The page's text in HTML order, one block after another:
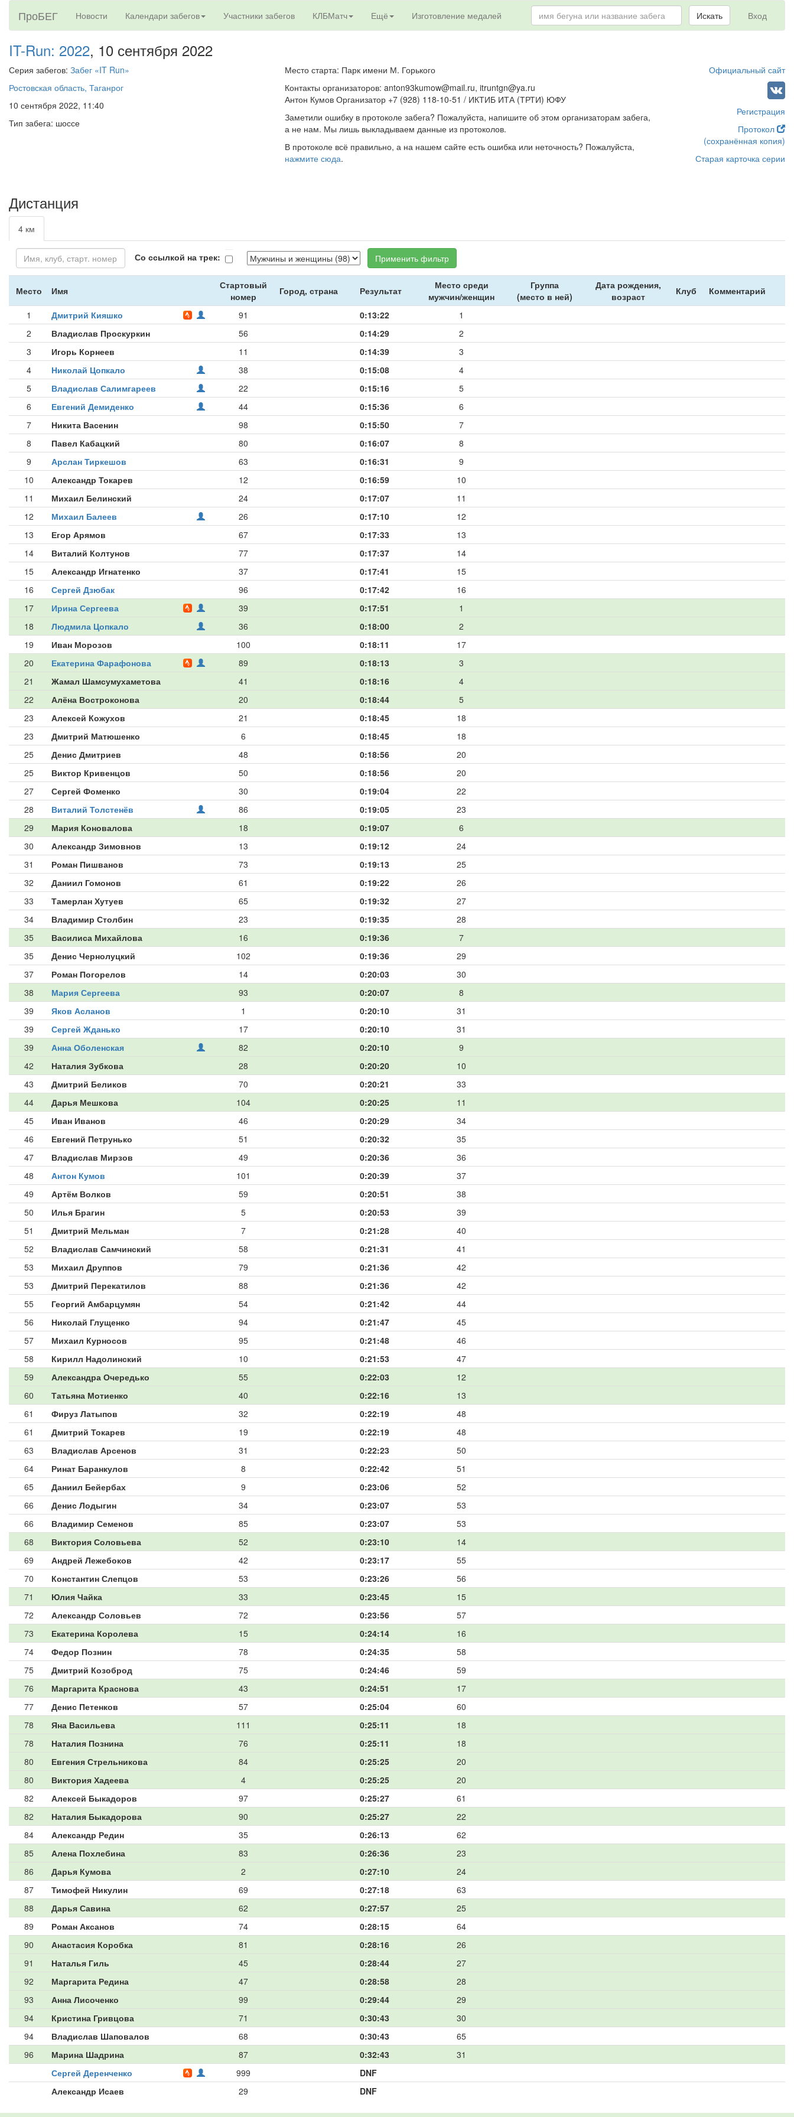
ПроБЕГ Новости Календари забегов Участники забегов КЛБМатч Ещё Изготовление медалей Вход
Искать
IT-Run: 2022, 10 сентября 2022
Серия забегов: Забег «IT Run»
Ростовская область, Таганрог
10 сентября 2022, 11:40
Тип забега: шоссе
Место старта: Парк имени М. Горького
Контакты организаторов: anton93kumow@mail.ru, itruntgn@ya.ru
Антон Кумов Организатор +7 (928) 118-10-51 / ИКТИБ ИТА (ТРТИ) ЮФУ
Заметили ошибку в протоколе забега? Пожалуйста, напишите об этом организаторам забега,
а не нам. Мы лишь выкладываем данные из протоколов.
В протоколе всё правильно, а на нашем сайте есть ошибка или неточность? Пожалуйста,
нажмите сюда.
Официальный сайт
Регистрация
Протокол
(сохранённая копия)
Старая карточка серии
Дистанция
4 км
Со ссылкой на трек: Применить фильтр
Место Имя
Стартовый
номер
Город, страна Результат
Место среди
мужчин/женщин
Группа
(место в ней)
Дата рождения,
возраст
Клуб Комментарий
1 Дмитрий Кияшко 91 0:13:22
1
2
Владислав Проскуркин 56 0:14:29
2
3
Игорь Корнеев 11 0:14:39
3
4
Николай Цопкало 38 0:15:08
4
5
Владислав Салимгареев 22 0:15:16
5
6
Евгений Демиденко 44 0:15:36
6
7
Никита Васенин 98 0:15:50
7
8
Павел Кабацкий 80 0:16:07
8
9
Арслан Тиркешов 63 0:16:31
9
10
Александр Токарев 12 0:16:59
10
11
Михаил Белинский 24 0:17:07
11
12
Михаил Балеев 26 0:17:10
12
13
Егор Арямов 67 0:17:33
13
14
Виталий Колтунов 77 0:17:37
14
15
Александр Игнатенко 37 0:17:41
15
16
Сергей Дзюбак 96 0:17:42
16
17
Ирина Сергеева 39 0:17:51
1
18
Людмила Цопкало 36 0:18:00
2
19
Иван Морозов 100 0:18:11
17
20
Екатерина Фарафонова 89 0:18:13
3
21
Жамал Шамсумухаметова 41 0:18:16
4
22
Алёна Востроконова 20 0:18:44
5
23
Алексей Кожухов 21 0:18:45
18
23
Дмитрий Матюшенко 6 0:18:45
18
25
Денис Дмитриев 48 0:18:56
20
25
Виктор Кривенцов 50 0:18:56
20
27
Сергей Фоменко 30 0:19:04
22
28
Виталий Толстенёв 86 0:19:05
23
29
Мария Коновалова 18 0:19:07
6
30
Александр Зимовнов 13 0:19:12
24
31
Роман Пишванов 73 0:19:13
25
32
Даниил Гомонов 61 0:19:22
26
33
Тамерлан Хутуев 65 0:19:32
27
34
Владимир Столбин 23 0:19:35
28
35
Василиса Михайлова 16 0:19:36
7
35
Денис Чернолуцкий 102 0:19:36
29
37
Роман Погорелов 14 0:20:03
30
38
Мария Сергеева 93 0:20:07
8
39
Яков Асланов 1 0:20:10
31
39
Сергей Жданько 17 0:20:10
31
39
Анна Оболенская 82 0:20:10
9
42
Наталия Зубкова 28 0:20:20
10
43
Дмитрий Беликов 70 0:20:21
33
44
Дарья Мешкова 104 0:20:25
11
45
Иван Иванов 46 0:20:29
34
46
Евгений Петрунько 51 0:20:32
35
47
Владислав Мирзов 49 0:20:36
36
48
Антон Кумов 101 0:20:39
37
49
Артём Волков 59 0:20:51
38
50
Илья Брагин 5 0:20:53
39
51
Дмитрий Мельман 7 0:21:28
40
52
Владислав Самчинский 58 0:21:31
41
53
Михаил Друппов 79 0:21:36
42
53
Дмитрий Перекатилов 88 0:21:36
42
55
Георгий Амбарцумян 54 0:21:42
44
56
Николай Глущенко 94 0:21:47
45
57
Михаил Курносов 95 0:21:48
46
58
Кирилл Надолинский 10 0:21:53
47
59
Александра Очередько 55 0:22:03
12
60
Татьяна Мотиенко 40 0:22:16
13
61
Фируз Латыпов 32 0:22:19
48
61
Дмитрий Токарев 19 0:22:19
48
63
Владислав Арсенов 31 0:22:23
50
64
Ринат Баранкулов 8 0:22:42
51
65
Даниил Бейербах 9 0:23:06
52
66
Денис Лодыгин 34 0:23:07
53
66
Владимир Семенов 85 0:23:07
53
68
Виктория Соловьева 52 0:23:10
14
69
Андрей Лежебоков 42 0:23:17
55
70
Константин Слепцов 53 0:23:26
56
71
Юлия Чайка 33 0:23:45
15
72
Александр Соловьев 72 0:23:56
57
73
Екатерина Королева 15 0:24:14
16
74
Федор Познин 78 0:24:35
58
75
Дмитрий Козоброд 75 0:24:46
59
76
Маргарита Краснова 43 0:24:51
17
77
Денис Петенков 57 0:25:04
60
78
Яна Васильева 111 0:25:11
18
78
Наталия Познина 76 0:25:11
18
80
Евгения Стрельникова 84 0:25:25
20
80
Виктория Хадеева 4 0:25:25
20
82
Алексей Быкадоров 97 0:25:27
61
82
Наталия Быкадорова 90 0:25:27
22
84
Александр Редин 35 0:26:13
62
85
Алена Похлебина 83 0:26:36
23
86
Дарья Кумова 2 0:27:10
24
87
Тимофей Никулин 69 0:27:18
63
88
Дарья Савина 62 0:27:57
25
89
Роман Аксанов 74 0:28:15
64
90
Анастасия Коробка 81 0:28:16
26
91
Наталья Гиль 45 0:28:44
27
92
Маргарита Редина 47 0:28:58
28
93
Анна Лисоченко 99 0:29:44
29
94
Кристина Гривцова 71 0:30:43
30
94
Владислав Шаповалов 68 0:30:43
65
96
Марина Шадрина 87 0:32:43
31
Сергей Деренченко
999
DNF
Александр Исаев
29 DNF